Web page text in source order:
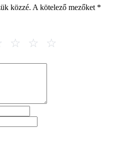
közzé. A kötelező mezőket *